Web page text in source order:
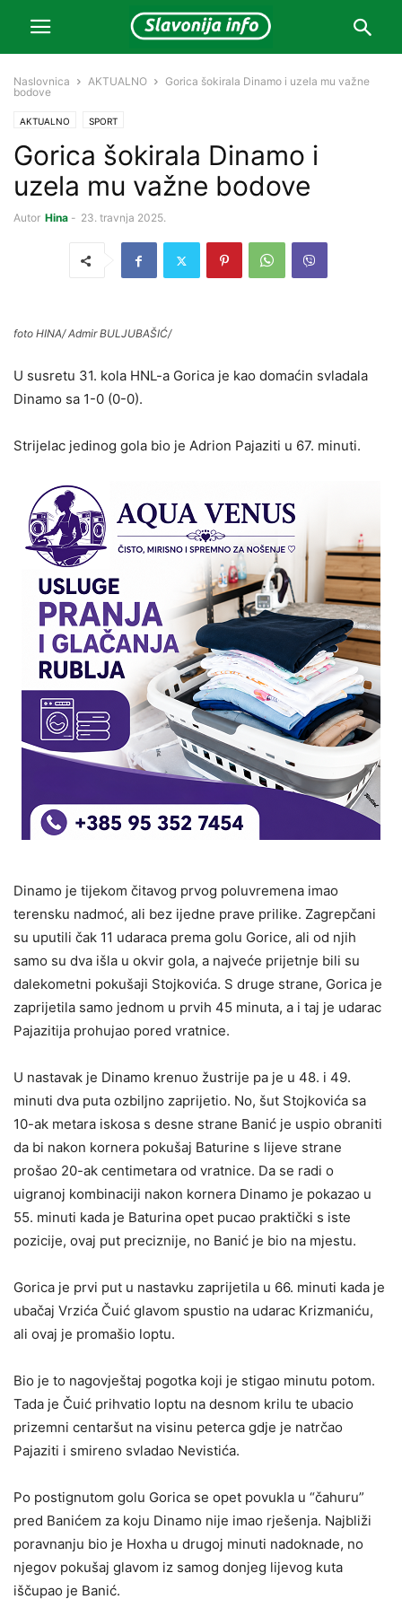
Naslovnica AKTUALNO
Gorica šokirala Dinamo i uzela mu važne
bodove
AKTUALNO SPORT
Gorica šokirala Dinamo i
uzela mu važne bodove
Autor Hina - 23. travnja 2025.
foto HINA/ Admir BULJUBAŠIĆ/
U susretu 31. kola HNL-a Gorica je kao domaćin svladala
Dinamo sa 1-0 (0-0).
Strijelac jedinog gola bio je Adrion Pajaziti u 67. minuti.
Dinamo je tijekom čitavog prvog poluvremena imao
terensku nadmoć, ali bez ijedne prave prilike. Zagrepčani
su uputili čak 11 udaraca prema golu Gorice, ali od njih
samo su dva išla u okvir gola, a najveće prijetnje bili su
dalekometni pokušaji Stojkovića. S druge strane, Gorica je
zaprijetila samo jednom u prvih 45 minuta, a i taj je udarac
Pajazitija prohujao pored vratnice.
U nastavak je Dinamo krenuo žustrije pa je u 48. i 49.
minuti dva puta ozbiljno zaprijetio. No, šut Stojkovića sa
10-ak metara iskosa s desne strane Banić je uspio obraniti
da bi nakon kornera pokušaj Baturine s lijeve strane
prošao 20-ak centimetara od vratnice. Da se radi o
uigranoj kombinaciji nakon kornera Dinamo je pokazao u
55. minuti kada je Baturina opet pucao praktički s iste
pozicije, ovaj put preciznije, no Banić je bio na mjestu.
Gorica je prvi put u nastavku zaprijetila u 66. minuti kada je
ubačaj Vrzića Čuić glavom spustio na udarac Krizmaniću,
ali ovaj je promašio loptu.
Bio je to nagovještaj pogotka koji je stigao minutu potom.
Tada je Čuić prihvatio loptu na desnom krilu te ubacio
prizemni centaršut na visinu peterca gdje je natrčao
Pajaziti i smireno svladao Nevistića.
Po postignutom golu Gorica se opet povukla u “čahuru”
pred Banićem za koju Dinamo nije imao rješenja. Najbliži
poravnanju bio je Hoxha u drugoj minuti nadoknade, no
njegov pokušaj glavom iz samog donjeg lijevog kuta
iščupao je Banić.